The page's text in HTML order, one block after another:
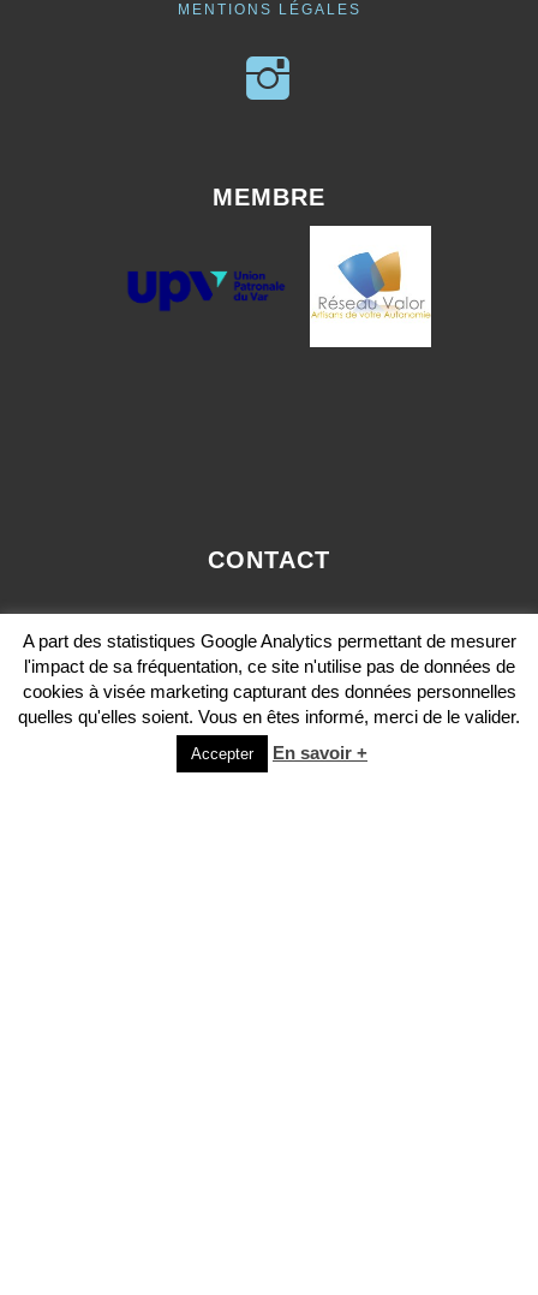
MENTIONS LÉGALES
MEMBRE
CONTACT
OLIVIER.PAVIE@VALORCONSEIL-PACA.COM
MOBILE: 06 12 36 29 36
A part des statistiques Google Analytics permettant de mesurer
l'impact de sa fréquentation, ce site n'utilise pas de données de
cookies à visée marketing capturant des données personnelles
quelles qu'elles soient. Vous en êtes informé, merci de le valider.
Accepter En savoir +